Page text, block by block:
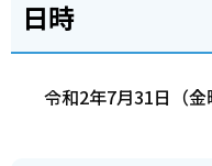
日時
令和2年7月31日（